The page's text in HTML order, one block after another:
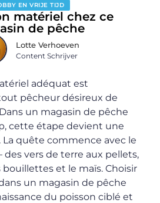
EN VRIJE TIJD
matériel chez ce
de pêche
Lotte Verhoeven
Content Schrijver
adéquat est
pêcheur désireux de
un magasin de pêche
cette étape devient une
La quête commence avec le
des vers de terre aux pellets,
bouillettes et le maïs. Choisir
un magasin de pêche
du poisson ciblé et